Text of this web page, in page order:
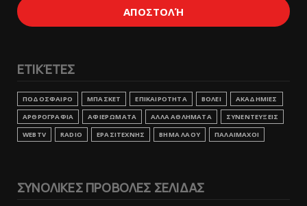
ΕΤΙΚΈΤΕΣ
ΠΟΔΟΣΦΑΙΡΟ ΜΠΑΣΚΕΤ ΕΠΙΚΑΙΡΟΤΗΤΑ ΒΟΛΕΙ
ΑΚΑΔΗΜΙΕΣ
ΑΡΘΡΟΓΡΑΦΙΑ
ΑΦΙΕΡΩΜΑΤΑ ΑΛΛΑ ΑΘΛΗΜΑΤΑ
ΣΥΝΕΝΤΕΥΞΕΙΣ
WEBTV
RADIO ΕΡΑΣΙΤΕΧΝΗΣ ΒΗΜΑ ΛΑΟΥ ΠΑΛΑΙΜΑΧΟΙ
ΣΥΝΟΛΙΚΕΣ ΠΡΟΒΟΛΕΣ ΣΕΛΙΔΑΣ